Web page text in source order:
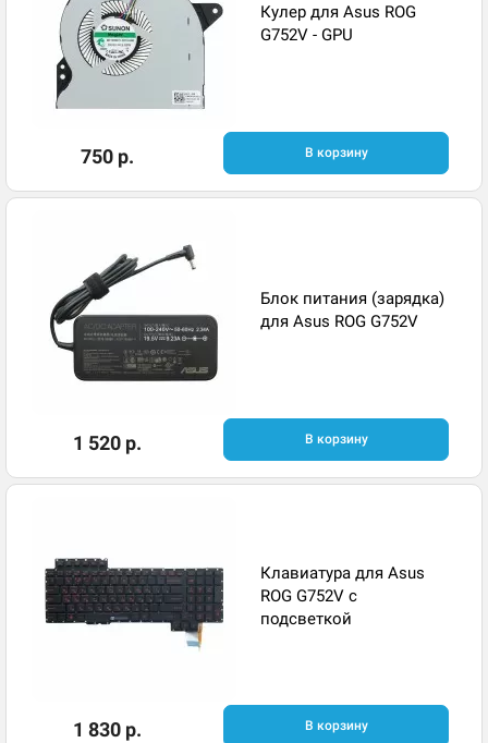
Кулер для Asus ROG
G752V - GPU
750 р. В корзину
Блок питания (зарядка)
для Asus ROG G752V
1 520 р. В корзину
Клавиатура для Asus
ROG G752V с
подсветкой
1 830 р. В корзину